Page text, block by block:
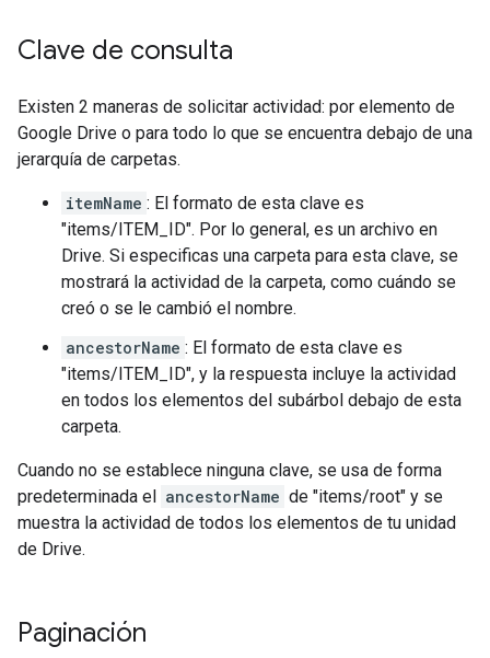
Clave de consulta
Existen 2 maneras de solicitar actividad: por elemento de
Google Drive o para todo lo que se encuentra debajo de una
jerarquía de carpetas.
itemName : El formato de esta clave es
"items/ITEM_ID". Por lo general, es un archivo en
Drive. Si especificas una carpeta para esta clave, se
mostrará la actividad de la carpeta, como cuándo se
creó o se le cambió el nombre.
ancestorName : El formato de esta clave es
"items/ITEM_ID", y la respuesta incluye la actividad
en todos los elementos del subárbol debajo de esta
carpeta.
Cuando no se establece ninguna clave, se usa de forma
predeterminada el ancestorName de "items/root" y se
muestra la actividad de todos los elementos de tu unidad
de Drive.
Paginación